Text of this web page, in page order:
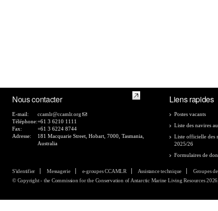
Nous contacter
E-mail:
ccamlr@ccamlr.org
Téléphone:+61 3 6210 1111
Fax:
+61 3 6224 8744
Adresse:
181 Macquarie Street, Hobart, 7000, Tasmania,
Australia
Liens rapides
Postes vacants
Liste des navires
Liste officielle des
2025/26
Formulaires de
S'identifier Messagerie e-groupes CCAMLR Assistance technique
Groupes
© Copyright - the Commission for the Conservation of Antarctic Marine Living Resources